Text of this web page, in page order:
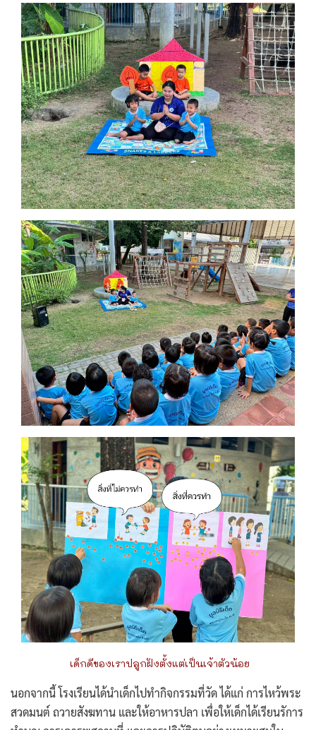
เด็กดีของเราปลูกฝังตั้งแต่เป็นเจ้าตัวน้อย
นอกจากนี้ โรงเรียนได้นำเด็กไปทำกิจกรรมที่วัด ได้แก่ การไหว้พระ
สวดมนต์ ถวายสังฆทาน และให้อาหารปลา เพื่อให้เด็กได้เรียนรัการ